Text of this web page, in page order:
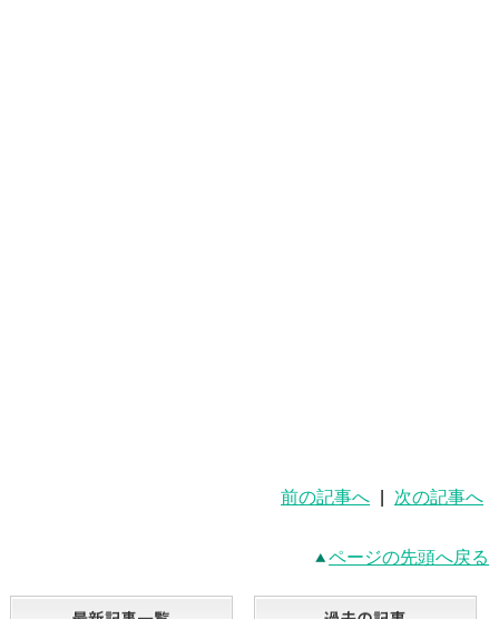
前の記事へ 次の記事へ
ページの先頭へ戻る
最新記事一覧